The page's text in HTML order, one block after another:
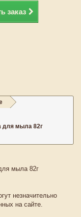
заказ
для мыла 82г
незначительно
на сайте.